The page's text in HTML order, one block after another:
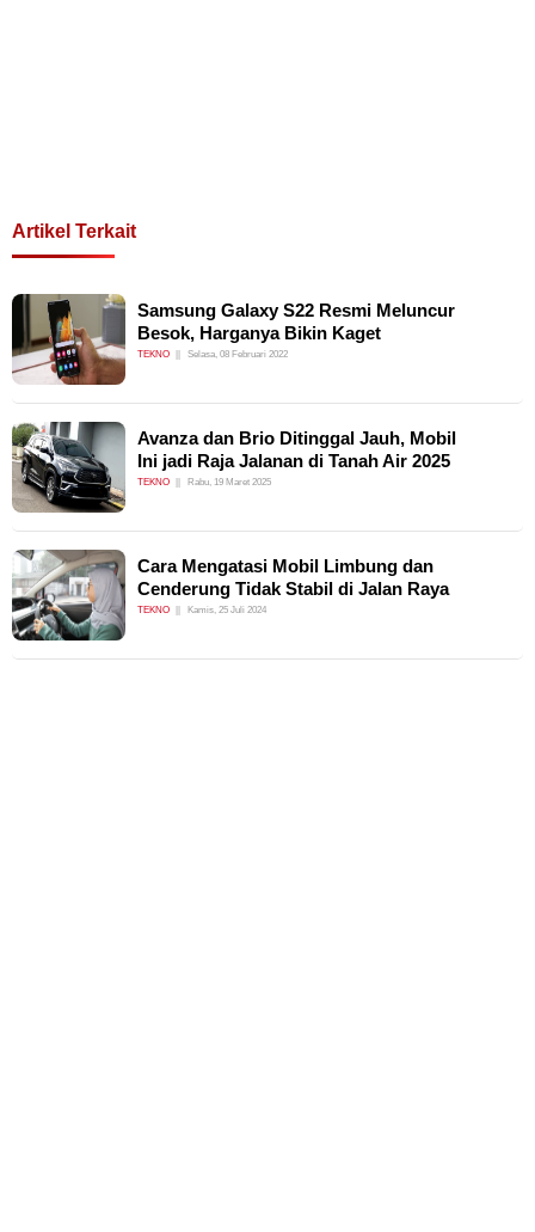
Artikel Terkait
Samsung Galaxy S22 Resmi Meluncur
Besok, Harganya Bikin Kaget
TEKNO Selasa, 08 Februari 2022
Avanza dan Brio Ditinggal Jauh, Mobil
Ini jadi Raja Jalanan di Tanah Air 2025
TEKNO Rabu, 19 Maret 2025
Cara Mengatasi Mobil Limbung dan
Cenderung Tidak Stabil di Jalan Raya
TEKNO Kamis, 25 Juli 2024